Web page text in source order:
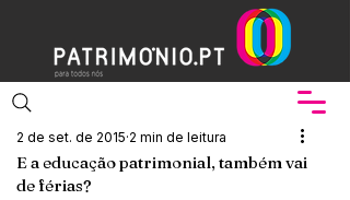
E a educação patrimonial, também vai
de férias?
2 de set. de 2015 2 min de leitura